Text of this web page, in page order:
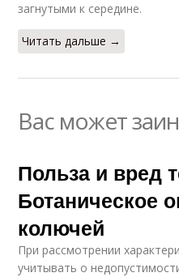
загнутыми к середине.
Читать дальше →
Вас может
Польза и вред
Ботаническое
колючей
При рассмотрении
учитывать о